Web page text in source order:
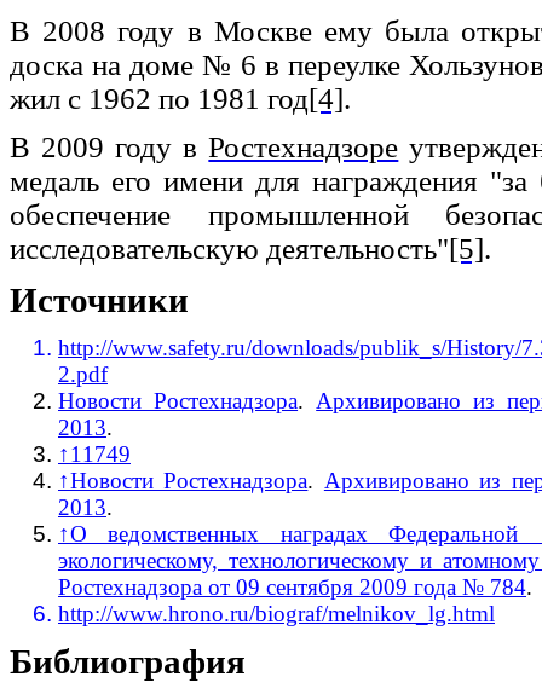
В 2008 году в Москве ему была
доска на доме № 6 в переулке
жил с 1962 по 1981 год[4].
В 2009 году вРостехнадзоре
медаль его имени для награждения
обеспечение промышленной
исследовательскую деятельность"[5].
Источники
http://www.safety.ru/downloads/publik_s/History/
2.pdf
Новости Ростехнадзора. Архивировано из
2013.
↑11749
↑Новости Ростехнадзора. Архивировано из
2013.
↑О ведомственных наградах
экологическому, технологическому и
Ростехнадзора от 09 сентября 2009 года № 784.
http://www.hrono.ru/biograf/melnikov_lg.html
Библиография